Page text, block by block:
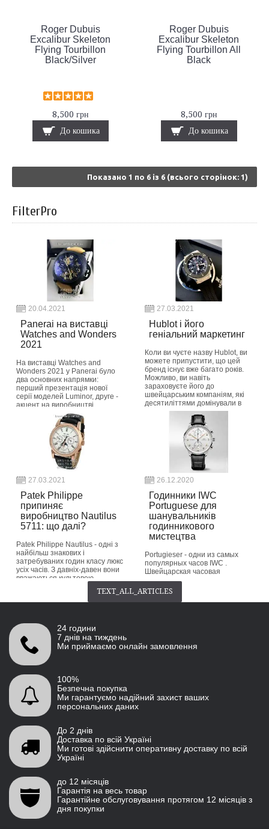
Roger Dubuis
Excalibur Skeleton
Flying Tourbillon
Black/Silver
8,500 грн
До кошика
Roger Dubuis
Excalibur Skeleton
Flying Tourbillon All
Black
8,500 грн
До кошика
Показано 1 по 6 із 6 (всього сторінок: 1)
FilterPro
20.04.2021
Panerai на виставці
Watches and Wonders
2021
На виставці Watches and
Wonders 2021 у Panerai було
два основних напрямки:
перший презентація нової
серії моделей Luminor, друге -
акцент на виробництві
найбільш екологічно безпечних
годин в світі з п...
button_readmore
27.03.2021
Hublot і його
геніальний маркетинг
Коли ви чуєте назву Hublot, ви
можете припустити, що цей
бренд існує вже багато років.
Можливо, ви навіть
зараховуєте його до
швейцарським компаніям, які
десятиліттями домінували в
годинній індустрії,...
button_readmore
27.03.2021
Patek Philippe
припиняє
виробництво Nautilus
5711: що далі?
Patek Philippe Nautilus - одні з
найбільш знакових і
затребуваних годин класу люкс
усіх часів. З давніх-давен вони
вважаються культовою
класикою серед колекціонерів.
Patek Philippe припиняє випуск
нин...
26.12.2020
Годинники IWC
Portuguese для
шанувальників
годинникового
мистецтва
Portugieser - одни из самых
популярных часов IWC .
Швейцарская часовая
компания выпустила первую
версию этой классической
TEXT_ALL_ARTICLES
24 години
7 днів на тиждень
Ми приймаємо онлайн замовлення
100%
Безпечна покупка
Ми гарантуємо надійний захист ваших
персональних даних
До 2 днів
Доставка по всій Україні
Ми готові здійснити оперативну доставку по всій
Україні
до 12 місяців
Гарантія на весь товар
Гарантійне обслуговування протягом 12 місяців з
дня покупки